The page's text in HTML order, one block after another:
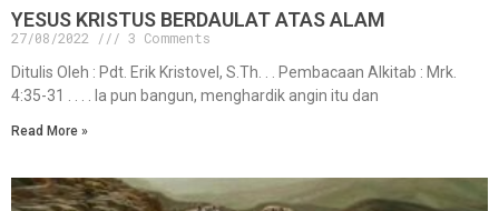
YESUS KRISTUS BERDAULAT ATAS ALAM
27/08/2022
3 Comments
Ditulis Oleh : Pdt. Erik Kristovel, S.Th. . . Pembacaan Alkitab : Mrk.
4:35-31 . . . . Ia pun bangun, menghardik angin itu dan
Read More »